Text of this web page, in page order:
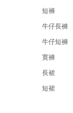
短褲
牛仔長褲
牛仔短褲
寛褲
長裙
短裙